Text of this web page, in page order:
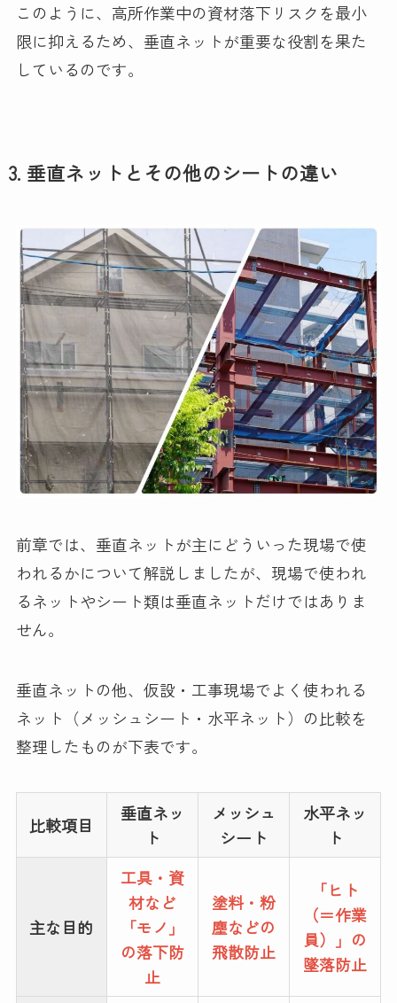
このように、高所作業中の資材落下リスクを最小
限に抑えるため、垂直ネットが重要な役割を果た
しているのです。
3. 垂直ネットとその他のシートの違い
前章では、垂直ネットが主にどういった現場で使
われるかについて解説しましたが、現場で使われ
るネットやシート類は垂直ネットだけではありま
せん。
垂直ネットの他、仮設・工事現場でよく使われる
ネット（メッシュシート・水平ネット）の比較を
整理したものが下表です。
比較項目
垂直ネッ
ト
メッシュ
シート
水平ネッ
ト
主な目的
工具・資
材など
「モノ」
の落下防
止
塗料・粉
塵などの
飛散防止
「ヒト
（＝作業
員）」の
墜落防止